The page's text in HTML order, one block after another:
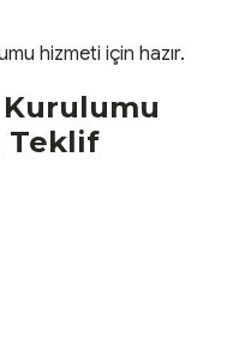
hizmeti için hazır.
Kurulumu
Teklif